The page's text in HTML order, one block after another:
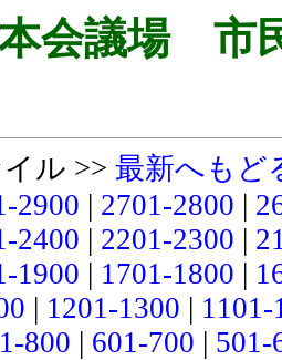
会議場 市
ル >> 最新へもど
2900 | 2701-2800 |
2400 | 2201-2300 |
1900 | 1701-1800 |
| 1201-1300 |
800 | 601-700 |